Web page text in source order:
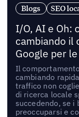
Blogs SEO
I/O, AI e Oh:
cambiando il
Google per
Il
cambiando
traffico non
di ricerca locale
succedendo, se i
preoccuparsi e